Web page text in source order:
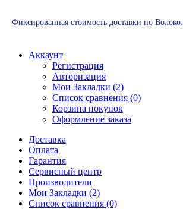
Фиксированная стоимость доставки по
Аккаунт
Регистрация
Авторизация
Мои Закладки (2)
Список сравнения (0)
Корзина покупок
Оформление заказа
Доставка
Оплата
Гарантия
Сервисный центр
Производители
Мои Закладки (2)
Список сравнения (0)